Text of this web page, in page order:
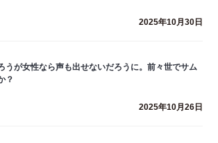
2025年10月30日
うが女性なら声も出せないだろうに。前々世でサム
？
2025年10月26日